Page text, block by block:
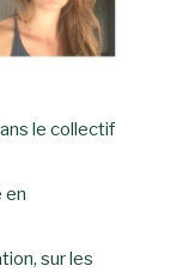
le collectif
en
sur les